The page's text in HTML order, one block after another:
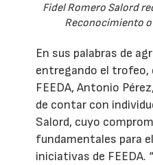
Fidel Romero Salord
Reconocimiento
En sus palabras de
entregando el trofeo,
FEEDA, Antonio
de contar con
Salord, cuyo
fundamentales para
iniciativas de FEEDA.